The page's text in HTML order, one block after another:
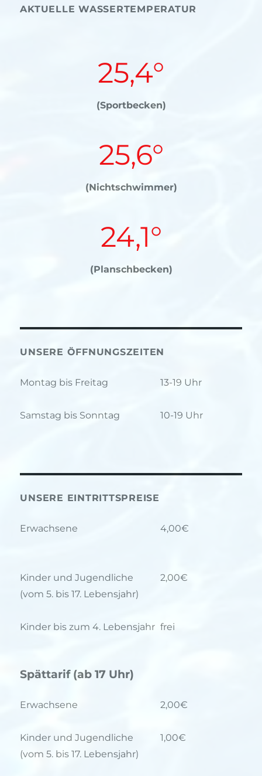
AKTUELLE WASSERTEMPERATUR
25,4°
(Sportbecken)
25,6°
(Nichtschwimmer)
24,1°
(Planschbecken)
UNSERE ÖFFNUNGSZEITEN
Montag bis Freitag 13-19 Uhr
Samstag bis Sonntag 10-19 Uhr
UNSERE EINTRITTSPREISE
Erwachsene 4,00€
Kinder und Jugendliche
(vom 5. bis 17. Lebensjahr)
2,00€
Kinder bis zum 4. Lebensjahr frei
Spättarif (ab 17 Uhr)
Erwachsene 2,00€
Kinder und Jugendliche
(vom 5. bis 17. Lebensjahr)
1,00€